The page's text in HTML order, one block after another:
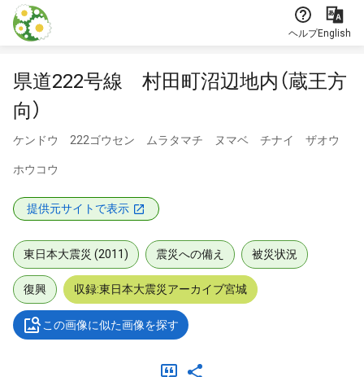
本文に飛ぶ
ヘルプEnglish
県道222号線 村田町沼辺地内（蔵王方
向）
ケンドウ 222ゴウセン ムラタマチ ヌマベ チナイ ザオウ
ホウコウ
提供元サイトで表示
東日本大震災 (2011) 震災への備え 被災状況
復興 収録:東日本大震災アーカイブ宮城
この画像に似た画像を探す